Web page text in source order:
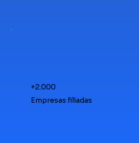
+2.000
Empresas filiadas